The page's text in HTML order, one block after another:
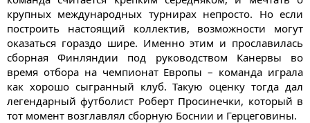
крупных международных турнирах непросто. Но если
построить настоящий коллектив, возможности могут
оказаться гораздо шире. Именно этим и прославилась
сборная Финляндии под руководством Канервы во
время отбора на чемпионат Европы – команда играла
как хорошо сыгранный клуб. Такую оценку тогда дал
легендарный футболист Роберт Просинечки, который в
тот момент возглавлял сборную Боснии и Герцеговины.